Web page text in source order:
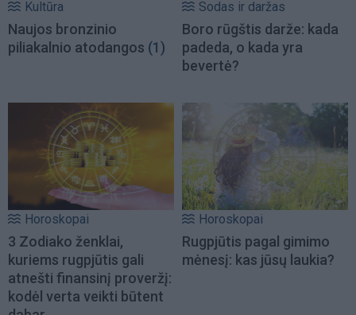
Kultūra
Naujos bronzinio
piliakalnio atodangos (1)
Sodas ir daržas
Boro rūgštis darže: kada
padeda, o kada yra
bevertė?
Horoskopai
3 Zodiako ženklai,
kuriems rugpjūtis gali
atnešti finansinį proveržį:
kodėl verta veikti būtent
Horoskopai
Rugpjūtis pagal gimimo
mėnesį: kas jūsų laukia?